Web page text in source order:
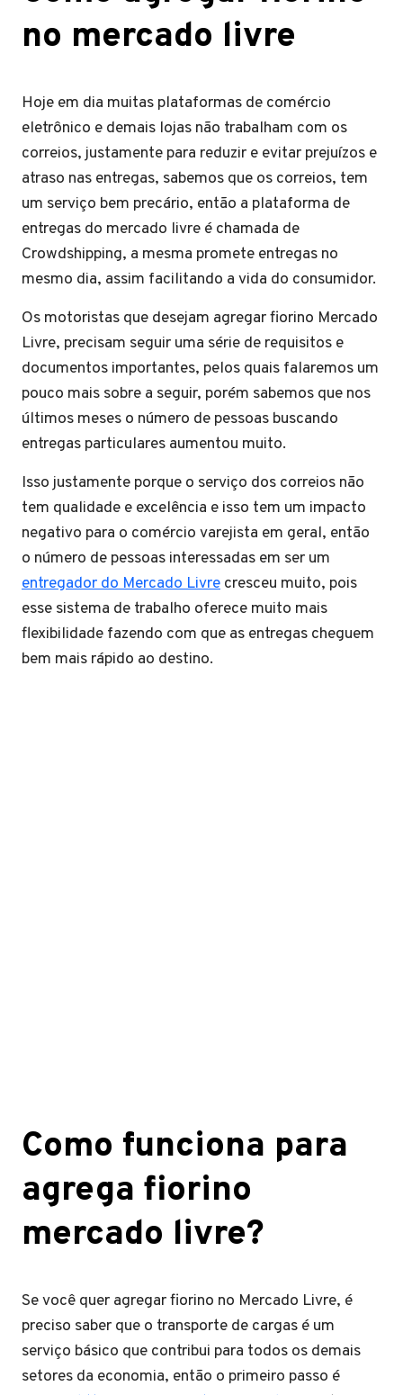
no mercado livre
Hoje em dia muitas plataformas de comércio
eletrônico e demais lojas não trabalham com os
correios, justamente para reduzir e evitar prejuízos e
atraso nas entregas, sabemos que os correios, tem
um serviço bem precário, então a plataforma de
entregas do mercado livre é chamada de
Crowdshipping, a mesma promete entregas no
mesmo dia, assim facilitando a vida do consumidor.
Os motoristas que desejam agregar fiorino Mercado
Livre, precisam seguir uma série de requisitos e
documentos importantes, pelos quais falaremos um
pouco mais sobre a seguir, porém sabemos que nos
últimos meses o número de pessoas buscando
entregas particulares aumentou muito.
Isso justamente porque o serviço dos correios não
tem qualidade e excelência e isso tem um impacto
negativo para o comércio varejista em geral, então
o número de pessoas interessadas em ser um
entregador do Mercado Livre cresceu muito, pois
esse sistema de trabalho oferece muito mais
flexibilidade fazendo com que as entregas cheguem
bem mais rápido ao destino.
Como funciona para
agrega fiorino
mercado livre?
Se você quer agregar fiorino no Mercado Livre, é
preciso saber que o transporte de cargas é um
serviço básico que contribui para todos os demais
setores da economia, então o primeiro passo é